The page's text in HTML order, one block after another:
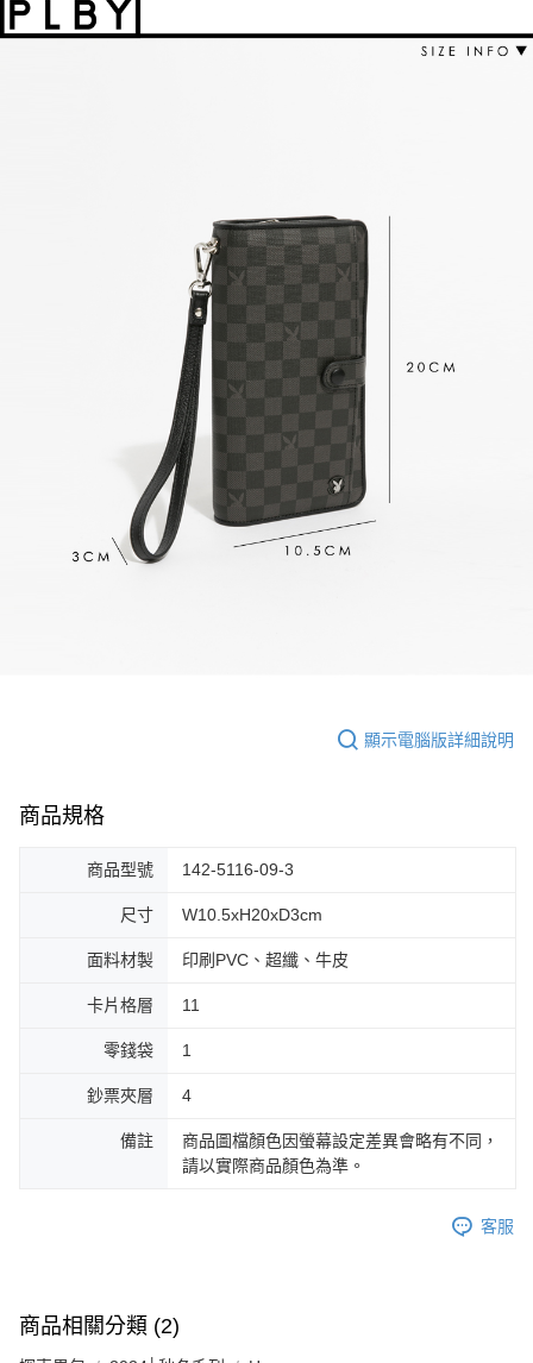
顯示電腦版詳細說明
商品規格
商品型號 142-5116-09-3
尺寸 W10.5xH20xD3cm
面料材製 印刷PVC、超纖、牛皮
卡片格層 11
零錢袋 1
鈔票夾層 4
備註
商品圖檔顏色因螢幕設定差異會略有不同，
請以實際商品顏色為準。
客服
商品相關分類 (2)